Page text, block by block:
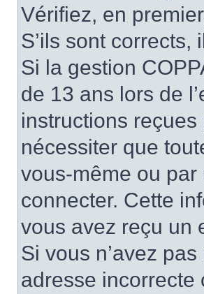
Vérifiez, en
S’ils sont
Si la gestion
de 13 ans lors de
instructions
nécessiter que
vous-même ou
connecter. Cette
vous avez reçu un
Si vous n’avez
adresse incorrecte